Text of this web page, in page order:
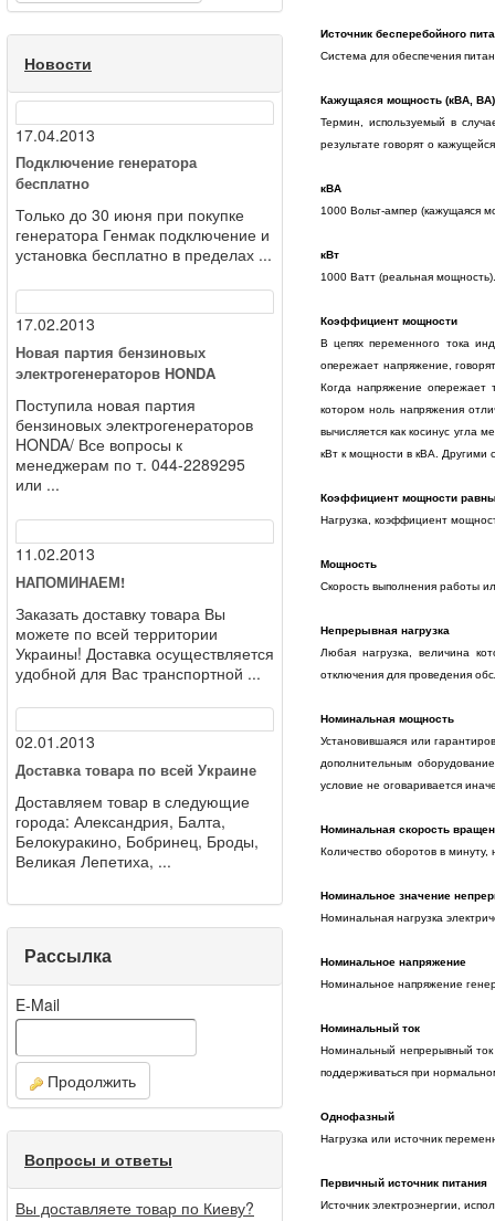
Новости
17.04.2013
Подключение генератора
бесплатно
Только до 30 июня при покупке
генератора Генмак подключение и
установка бесплатно в пределах ...
17.02.2013
Новая партия бензиновых
электрогенераторов HONDA
Поступила новая партия
бензиновых электрогенераторов
HONDA/ Все вопросы к
менеджерам по т. 044-2289295
или ...
11.02.2013
НАПОМИНАЕМ!
Заказать доставку товара Вы
можете по всей территории
Украины! Доставка осуществляется
удобной для Вас транспортной ...
02.01.2013
Доставка товара по всей Украине
Доставляем товар в следующие
города: Александрия, Балта,
Белокуракино, Бобринец, Броды,
Великая Лепетиха, ...
Рассылка
E-Mail
Продолжить
Вопросы и ответы
Вы доставляете товар по Киеву?
Источник бесперебойного
Система для обеспечения
Кажущаяся мощность (кВА, ВА)
Термин, используемый в
результате говорят о
кВА
1000 Вольт-ампер (кажущаяся
кВт
1000 Ватт (реальная
Коэффициент мощности
В цепях переменного тока
опережает напряжение,
Когда напряжение опережает
котором ноль напряжения
вычисляется как косинус
кВт к мощности в кВА. Другими
Коэффициент мощности
Нагрузка, коэффициент
Мощность
Скорость выполнения работы
Непрерывная нагрузка
Любая нагрузка, величина
отключения для проведения
Номинальная мощность
Установившаяся или
дополнительным
условие не оговаривается
Номинальная скорость
Количество оборотов в минуту,
Номинальное значение
Номинальная нагрузка
Номинальное напряжение
Номинальное напряжение
Номинальный ток
Номинальный непрерывный ток
поддерживаться при
Однофазный
Нагрузка или источник
Первичный источник питания
Источник электроэнергии,